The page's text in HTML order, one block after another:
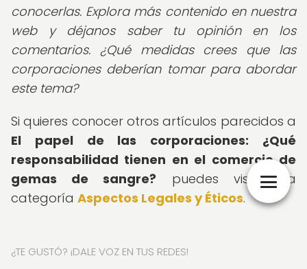
conocerlas. Explora más contenido en nuestra
web y déjanos saber tu opinión en los
comentarios. ¿Qué medidas crees que las
corporaciones deberían tomar para abordar
este tema?
Si quieres conocer otros artículos parecidos a
El papel de las corporaciones: ¿Qué
responsabilidad tienen en el comercio de
gemas de sangre? puedes visitar la
categoría Aspectos Legales y Éticos.
¿TE GUSTÓ? ¡DALE VOZ EN TUS REDES!